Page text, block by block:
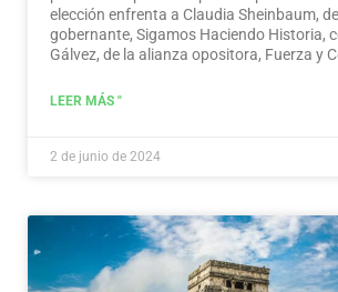
elección enfrenta a Claudia Sheinbaum,
gobernante, Sigamos Haciendo Historia,
Gálvez, de la alianza opositora, Fuerza y
Ciudadano, también en la contienda.
LEER MÁS "
2 de junio de 2024